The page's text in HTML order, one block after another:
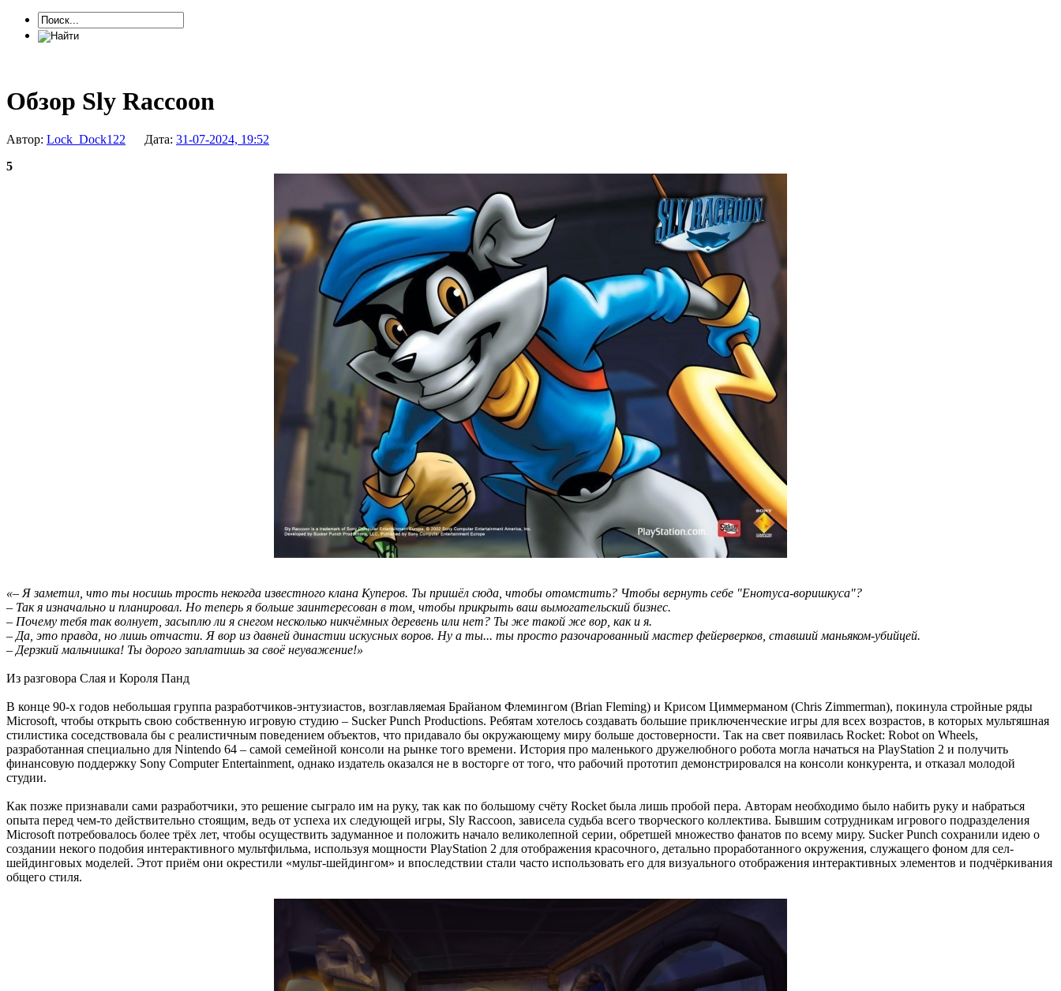
Обзор Sly Raccoon
Автор: Lock_Dock122 Дата: 31-07-2024, 19:52
5
«– Я заметил, что ты носишь трость некогда известного клана Куперов. Ты пришёл сюда, чтобы отомстить? Чтобы вернуть себе "Енотуса-воришкуса"?
– Так я изначально и планировал. Но теперь я больше заинтересован в том, чтобы прикрыть ваш вымогательский бизнес.
– Почему тебя так волнует, засыплю ли я снегом несколько никчёмных деревень или нет? Ты же такой же вор, как и я.
– Да, это правда, но лишь отчасти. Я вор из давней династии искусных воров. Ну а ты... ты просто разочарованный мастер фейерверков, ставший маньяком-убийцей.
– Дерзкий мальчишка! Ты дорого заплатишь за своё неуважение!»
Из разговора Слая и Короля Панд
В конце 90-х годов небольшая группа разработчиков-энтузиастов, возглавляемая Брайаном Флемингом (Brian Fleming) и Крисом Циммерманом (Chris Zimmerman), покинула стройные ряды
Microsoft, чтобы открыть свою собственную игровую студию – Sucker Punch Productions. Ребятам хотелось создавать большие приключенческие игры для всех возрастов, в которых мультяшная
стилистика соседствовала бы с реалистичным поведением объектов, что придавало бы окружающему миру больше достоверности. Так на свет появилась Rocket: Robot on Wheels,
разработанная специально для Nintendo 64 – самой семейной консоли на рынке того времени. История про маленького дружелюбного робота могла начаться на PlayStation 2 и получить
финансовую поддержку Sony Computer Entertainment, однако издатель оказался не в восторге от того, что рабочий прототип демонстрировался на консоли конкурента, и отказал молодой
студии.
Как позже признавали сами разработчики, это решение сыграло им на руку, так как по большому счёту Rocket была лишь пробой пера. Авторам необходимо было набить руку и набраться
опыта перед чем-то действительно стоящим, ведь от успеха их следующей игры, Sly Raccoon, зависела судьба всего творческого коллектива. Бывшим сотрудникам игрового подразделения
Microsoft потребовалось более трёх лет, чтобы осуществить задуманное и положить начало великолепной серии, обретшей множество фанатов по всему миру. Sucker Punch сохранили идею о
создании некого подобия интерактивного мультфильма, используя мощности PlayStation 2 для отображения красочного, детально проработанного окружения, служащего фоном для сел-
шейдинговых моделей. Этот приём они окрестили «мульт-шейдингом» и впоследствии стали часто использовать его для визуального отображения интерактивных элементов и подчёркивания
общего стиля.